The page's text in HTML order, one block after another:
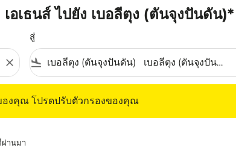
อเธนส์ ไปยัง เบอลีตุง (ตันจุงปันดัน)*
close
สู่
flight_land
งคุณ โปรดปรับตัวกรองของคุณ
านมา